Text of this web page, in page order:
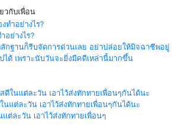
วกับเพื่อน
อย่างไร?
กฐานก็รีบจัดการด่วนเลย อย่าปล่อยให้มิจฉาชีพอยู่
ได้ เพราะนับวันจะยิ่งมีคดีเหล่านี้มากขึ้น
แต่ละวัน เอาไว้ส่งทักทายเพื่อนๆกันได้นะ
ต่ละวัน เอาไว้ส่งทักทายเพื่อนๆ